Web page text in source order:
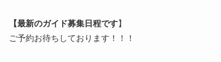
【最新のガイド募集日程です】
ご予約お待ちしております！！！